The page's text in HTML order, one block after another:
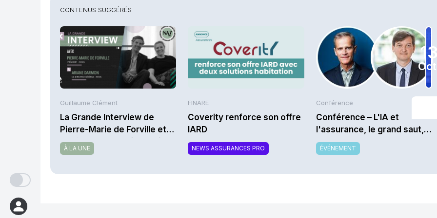
CONTENUS SUGGÉRÉS
Guillaume Clément
La Grande Interview de
Pierre-Marie de Forville et
d’Ariane Darmon (Ivesta)
À LA UNE
FINARE
Coverity renforce son offre
IARD
NEWS ASSURANCES PRO
13
Conférence
Conférence – L'IA et
l'assurance, le grand saut,
ou la techno "as usual" ?
ÉVÉNEMENT